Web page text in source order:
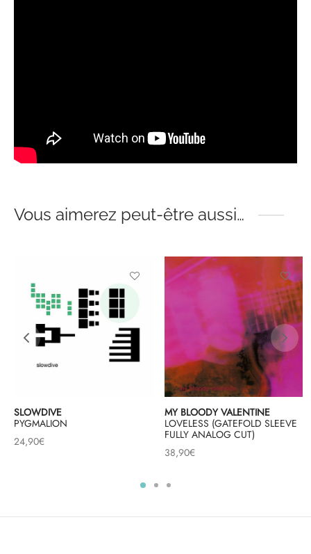
Vous aimerez peut-être aussi…
SLOWDIVE
PYGMALION
24,90€
MY BLOODY VALENTINE
LOVELESS (GATEFOLD SLEEVE
FULLY ANALOG CUT)
38,90€